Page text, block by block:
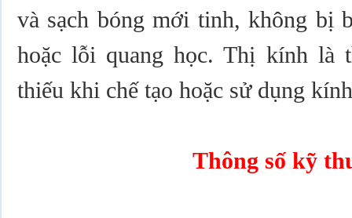
và sạch bóng mới tinh, không bị
hoặc lỗi quang học. Thị kính là
thiếu khi chế tạo hoặc sử dụng
Thông số kỹ